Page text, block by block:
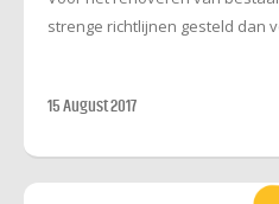
strenge richtlijnen gesteld dan
leggen. Dit is een goede
15 August 2017